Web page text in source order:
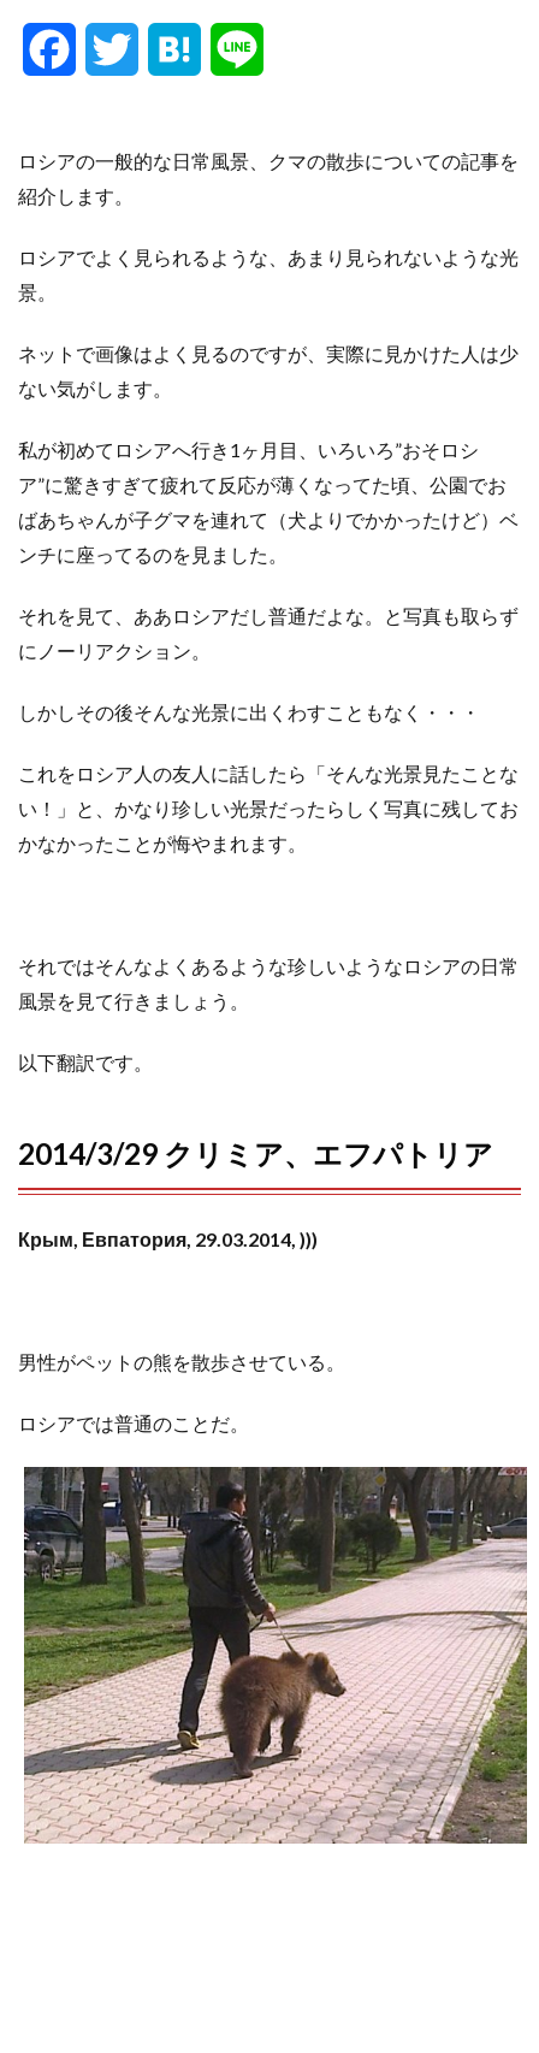
c
e
b
o
i
t
r
t
n
n
ロシアの一般的な日常風景、クマの散歩についての記事を
紹介します。
ロシアでよく見られるような、あまり見られないような光
景。
ネットで画像はよく見るのですが、実際に見かけた人は少
ない気がします。
私が初めてロシアへ行き1ヶ月目、いろいろ”おそロシ
ア”に驚きすぎて疲れて反応が薄くなってた頃、公園でお
ばあちゃんが子グマを連れて（犬よりでかかったけど）ベ
ンチに座ってるのを見ました。
それを見て、ああロシアだし普通だよな。と写真も取らず
にノーリアクション。
しかしその後そんな光景に出くわすこともなく・・・
これをロシア人の友人に話したら「そんな光景見たことな
い！」と、かなり珍しい光景だったらしく写真に残してお
かなかったことが悔やまれます。
それではそんなよくあるような珍しいようなロシアの日常
風景を見て行きましょう。
以下翻訳です。
2014/3/29 クリミア、エフパトリア
Крым, Евпатория, 29.03.2014, )))
男性がペットの熊を散歩させている。
ロシアでは普通のことだ。